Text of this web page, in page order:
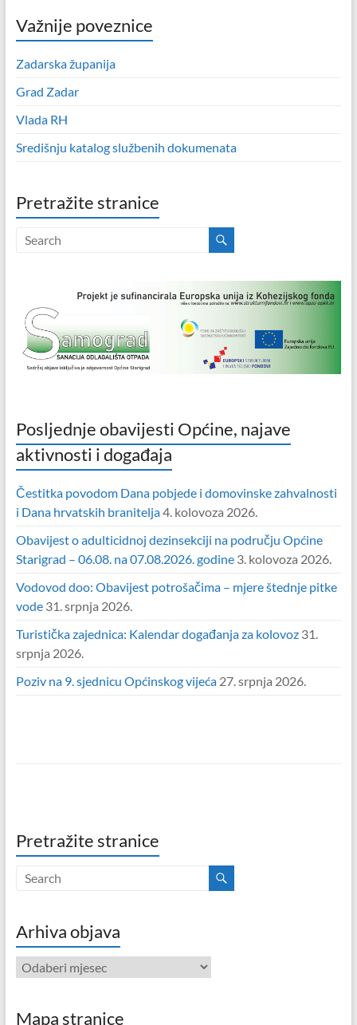
Važnije poveznice
Zadarska županija
Grad Zadar
Vlada RH
Središnju katalog službenih dokumenata
Pretražite stranice
Posljednje obavijesti Općine, najave
aktivnosti i događaja
Čestitka povodom Dana pobjede i domovinske zahvalnosti
i Dana hrvatskih branitelja4. kolovoza 2026.
Obavijest o adulticidnoj dezinsekciji na području Općine
Starigrad – 06.08. na 07.08.2026. godine 3. kolovoza 2026.
Vodovod doo: Obavijest potrošačima – mjere štednje pitke
vode 31. srpnja 2026.
Turistička zajednica: Kalendar događanja za kolovoz 31.
srpnja 2026.
Poziv na 9. sjednicu Općinskog vijeća 27. srpnja 2026.
Pretražite stranice
Arhiva objava
Arhiva
objava
Mapa stranice